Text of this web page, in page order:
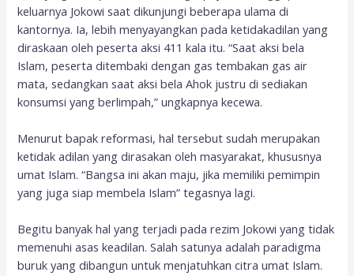
keluarnya Jokowi saat dikunjungi beberapa ulama di
kantornya. Ia, lebih menyayangkan pada ketidakadilan yang
diraskaan oleh peserta aksi 411 kala itu. “Saat aksi bela
Islam, peserta ditembaki dengan gas tembakan gas air
mata, sedangkan saat aksi bela Ahok justru di sediakan
konsumsi yang berlimpah,” ungkapnya kecewa.
Menurut bapak reformasi, hal tersebut sudah merupakan
ketidak adilan yang dirasakan oleh masyarakat, khususnya
umat Islam. “Bangsa ini akan maju, jika memiliki pemimpin
yang juga siap membela Islam” tegasnya lagi.
Begitu banyak hal yang terjadi pada rezim Jokowi yang tidak
memenuhi asas keadilan. Salah satunya adalah paradigma
buruk yang dibangun untuk menjatuhkan citra umat Islam.